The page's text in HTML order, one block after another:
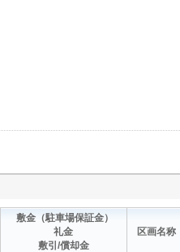
敷金（駐車場保証金）
礼金
敷引/償却金
区画名称